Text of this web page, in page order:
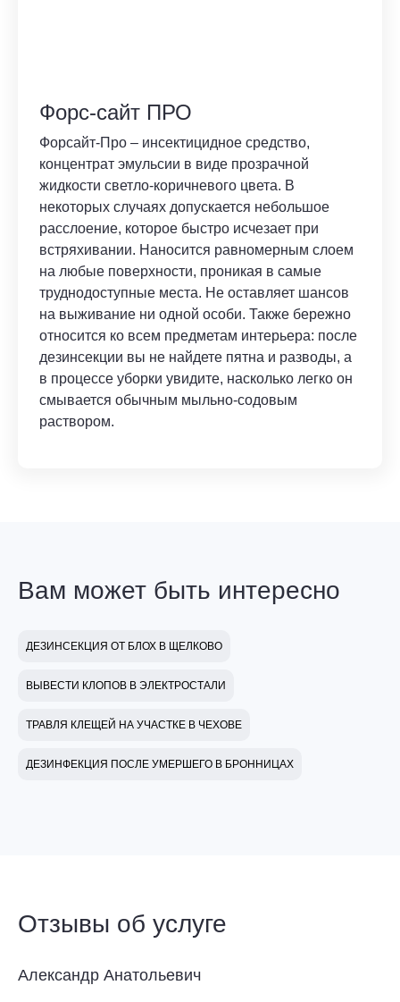
Форс-сайт ПРО
Форсайт-Про – инсектицидное средство,
концентрат эмульсии в виде прозрачной
жидкости светло-коричневого цвета. В
некоторых случаях допускается небольшое
расслоение, которое быстро исчезает при
встряхивании. Наносится равномерным слоем
на любые поверхности, проникая в самые
труднодоступные места. Не оставляет шансов
на выживание ни одной особи. Также бережно
относится ко всем предметам интерьера: после
дезинсекции вы не найдете пятна и разводы, а
в процессе уборки увидите, насколько легко он
смывается обычным мыльно-содовым
раствором.
Вам может быть интересно
ДЕЗИНСЕКЦИЯ ОТ БЛОХ В ЩЕЛКОВО
ВЫВЕСТИ КЛОПОВ В ЭЛЕКТРОСТАЛИ
ТРАВЛЯ КЛЕЩЕЙ НА УЧАСТКЕ В ЧЕХОВЕ
ДЕЗИНФЕКЦИЯ ПОСЛЕ УМЕРШЕГО В БРОННИЦАХ
Отзывы об услуге
Александр Анатольевич